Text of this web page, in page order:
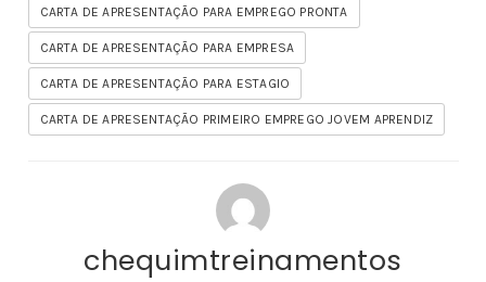
CARTA DE APRESENTAÇÃO PARA EMPREGO PRONTA
CARTA DE APRESENTAÇÃO PARA EMPRESA
CARTA DE APRESENTAÇÃO PARA ESTAGIO
CARTA DE APRESENTAÇÃO PRIMEIRO EMPREGO JOVEM APRENDIZ
chequimtreinamentos